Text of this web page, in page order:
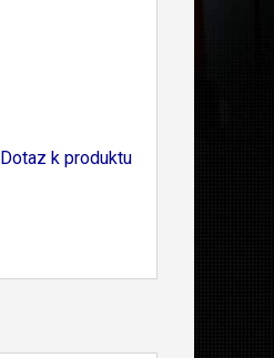
Dotaz k produktu